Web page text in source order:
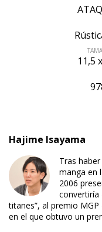
11,5
Hajime Isayama
Tras
manga en
2006
convertiría
titanes”, al premio MGP
en el que obtuvo un